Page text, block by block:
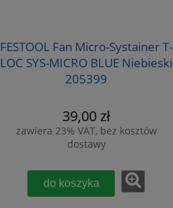
FESTOOL Fan Micro-Systainer T-
LOC SYS-MICRO BLUE Niebieski
205399
39,00 zł
zawiera 23% VAT, bez kosztów
dostawy
do koszyka